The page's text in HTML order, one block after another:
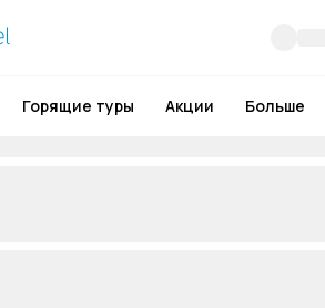
Горящие туры Акции Больше